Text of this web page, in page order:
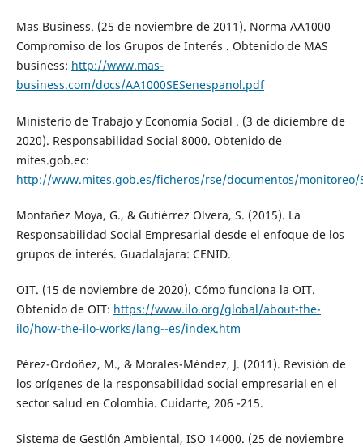
Mas Business. (25 de noviembre de 2011). Norma AA1000
Compromiso de los Grupos de Interés . Obtenido de MAS
business: http://www.mas-
business.com/docs/AA1000SESenespanol.pdf
Ministerio de Trabajo y Economía Social . (3 de diciembre de
2020). Responsabilidad Social 8000. Obtenido de
mites.gob.ec:
http://www.mites.gob.es/ficheros/rse/documentos/monitoreo/
Montañez Moya, G., & Gutiérrez Olvera, S. (2015). La
Responsabilidad Social Empresarial desde el enfoque de los
grupos de interés. Guadalajara: CENID.
OIT. (15 de noviembre de 2020). Cómo funciona la OIT.
Obtenido de OIT: https://www.ilo.org/global/about-the-
ilo/how-the-ilo-works/lang--es/index.htm
Pérez-Ordoñez, M., & Morales-Méndez, J. (2011). Revisión de
los orígenes de la responsabilidad social empresarial en el
sector salud en Colombia. Cuidarte, 206 -215.
Sistema de Gestión Ambiental, ISO 14000. (25 de noviembre